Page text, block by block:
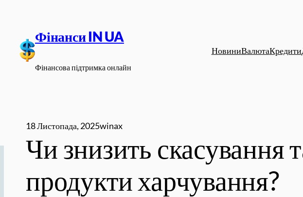
вмісту
Фінанси IN UA
Фінансова підтримка онлайн
НовиниВалютаКредити
18 Листопада, 2025winax
Чи знизить скасування
продукти харчування?